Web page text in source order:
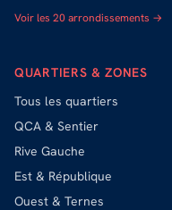
Voir les 20 arrondissements →
QUARTIERS & ZONES
Tous les quartiers
QCA & Sentier
Rive Gauche
Est & République
Ouest & Ternes